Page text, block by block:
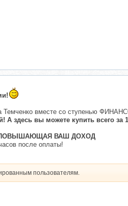
Темченко вместе со ступенью
А здесь вы можете купить всего за
ВАШ ДОХОД
после оплаты!
пользователям.